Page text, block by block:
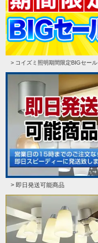
> コイズミ照明期間限定BIGセール
> 即日発送可能商品